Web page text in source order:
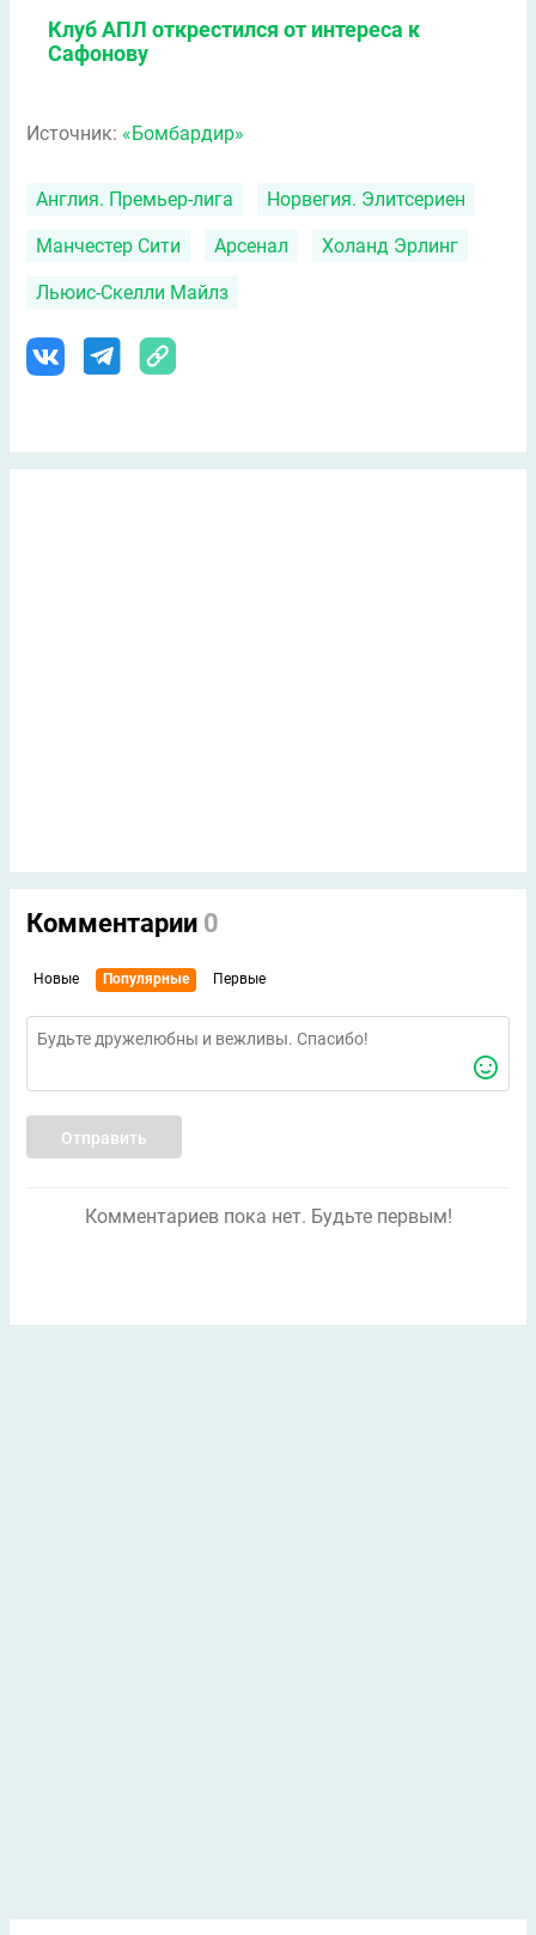
Клуб АПЛ открестился от интереса к
Сафонову
Источник: «Бомбардир»
Англия. Премьер-лига Норвегия. Элитсериен
Манчестер Сити Арсенал Холанд Эрлинг
Льюис-Скелли Майлз
Комментарии 0
Новые Популярные Первые
Отправить
Комментариев пока нет. Будьте первым!